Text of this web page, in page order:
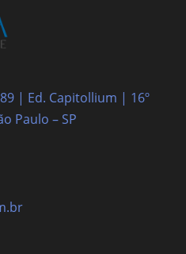
| Ed. Capitollium | 16º
Paulo – SP